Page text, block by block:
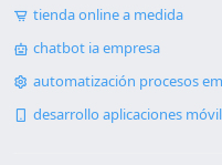
tienda online a medida
chatbot ia empresa
automatización procesos
desarrollo aplicaciones